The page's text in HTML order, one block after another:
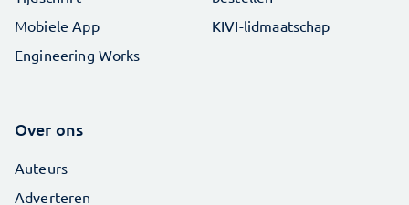
Mobiele App
Engineering Works
KIVI-lidmaatschap
Over ons
Auteurs
Adverteren